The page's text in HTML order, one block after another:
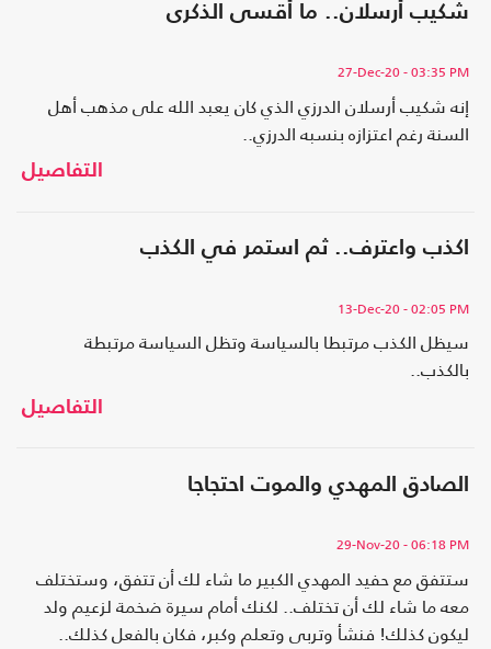
شكيب أرسلان.. ما أقسى الذكرى
27-Dec-20- 03:35 PM
إنه شكيب أرسلان الدرزي الذي كان يعبد الله على مذهب أهل
السنة رغم اعتزازه بنسبه الدرزي..
التفاصيل
اكذب واعترف.. ثم استمر في الكذب
13-Dec-20- 02:05 PM
سيظل الكذب مرتبطا بالسياسة وتظل السياسة مرتبطة
بالكذب..
التفاصيل
الصادق المهدي والموت احتجاجا
29-Nov-20- 06:18 PM
ستتفق مع حفيد المهدي الكبير ما شاء لك أن تتفق، وستختلف
معه ما شاء لك أن تختلف.. لكنك أمام سيرة ضخمة لزعيم ولد
ليكون كذلك! فنشأ وتربى وتعلم وكبر، فكان بالفعل كذلك..